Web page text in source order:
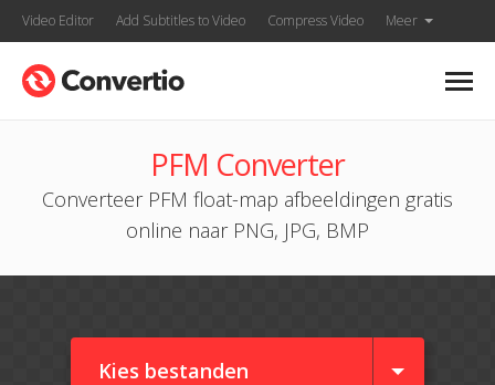
Video Editor Add Subtitles to Video Compress Video Meer
PFM Converter
Converteer PFM float-map afbeeldingen gratis
online naar PNG, JPG, BMP
Kies bestanden